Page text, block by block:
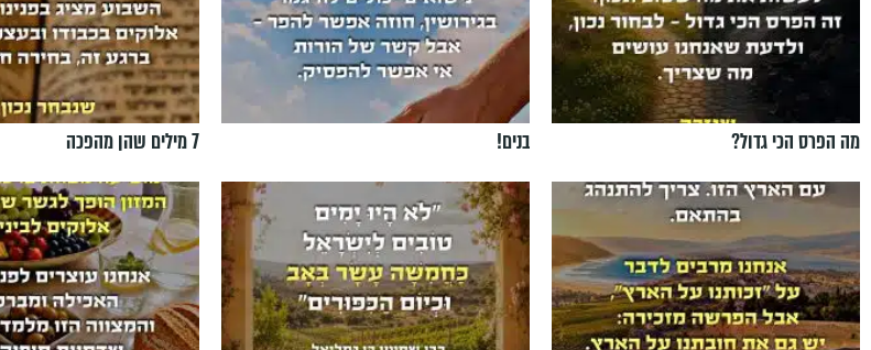
מה הפרס הכי גדול? בנים! 7 מילים שהן מהפכה